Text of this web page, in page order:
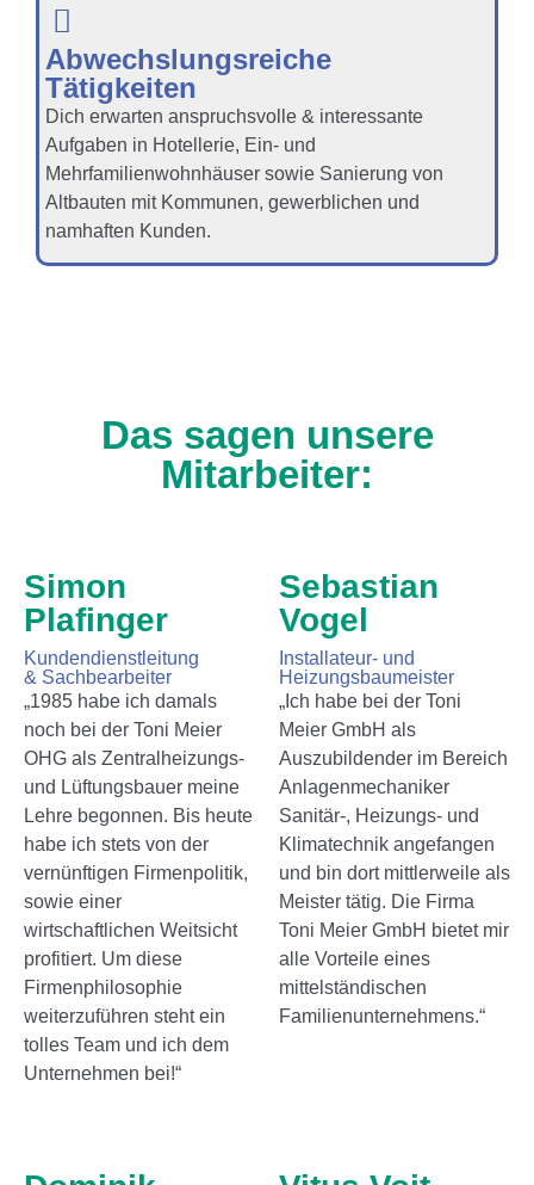
Abwechslungsreiche
Tätigkeiten
Dich erwarten anspruchsvolle & interessante
Aufgaben in Hotellerie, Ein- und
Mehrfamilienwohnhäuser sowie Sanierung von
Altbauten mit Kommunen, gewerblichen und
namhaften Kunden.
Das sagen unsere
Mitarbeiter:
Simon
Plafinger
Kundendienstleitung
& Sachbearbeiter
„1985 habe ich damals
noch bei der Toni Meier
OHG als Zentralheizungs-
und Lüftungsbauer meine
Lehre begonnen. Bis heute
habe ich stets von der
vernünftigen Firmenpolitik,
sowie einer
wirtschaftlichen Weitsicht
profitiert. Um diese
Firmenphilosophie
weiterzuführen steht ein
tolles Team und ich dem
Unternehmen bei!“
Sebastian
Vogel
Installateur- und
Heizungsbaumeister
„Ich habe bei der Toni
Meier GmbH als
Auszubildender im Bereich
Anlagenmechaniker
Sanitär-, Heizungs- und
Klimatechnik angefangen
und bin dort mittlerweile als
Meister tätig. Die Firma
Toni Meier GmbH bietet mir
alle Vorteile eines
mittelständischen
Familienunternehmens.“